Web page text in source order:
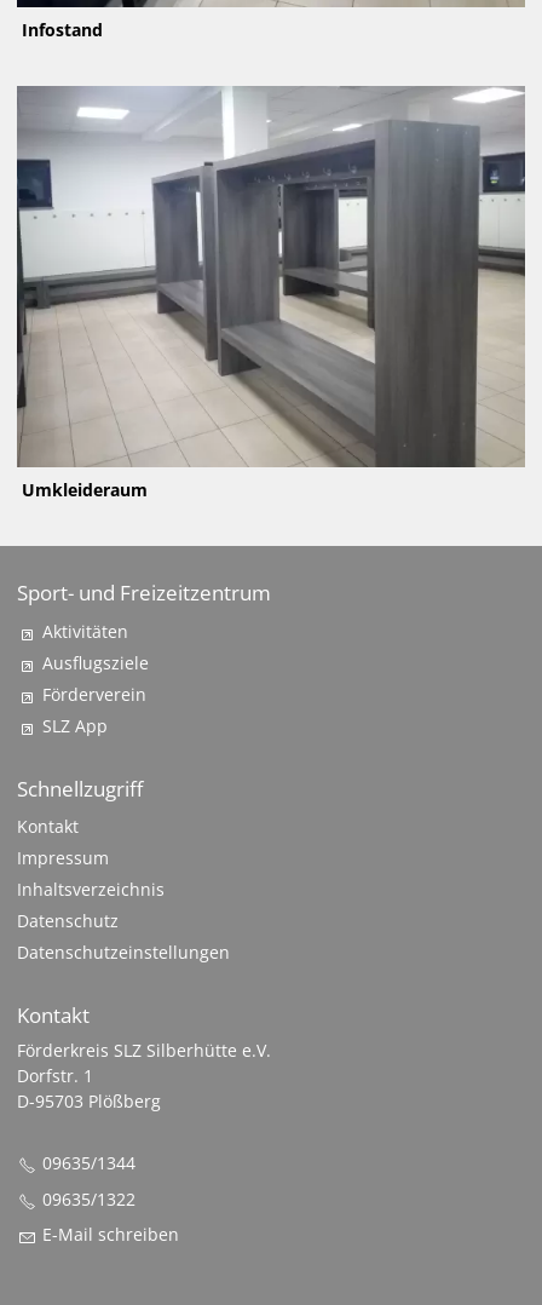
Infostand
Umkleideraum
Sport- und Freizeitzentrum
Aktivitäten
Ausflugsziele
Förderverein
SLZ App
Schnellzugriff
Kontakt
Impressum
Inhaltsverzeichnis
Datenschutz
Datenschutzeinstellungen
Kontakt
Förderkreis SLZ Silberhütte e.V.
Dorfstr. 1
D-95703 Plößberg
09635/1344
09635/1322
E-Mail schreiben